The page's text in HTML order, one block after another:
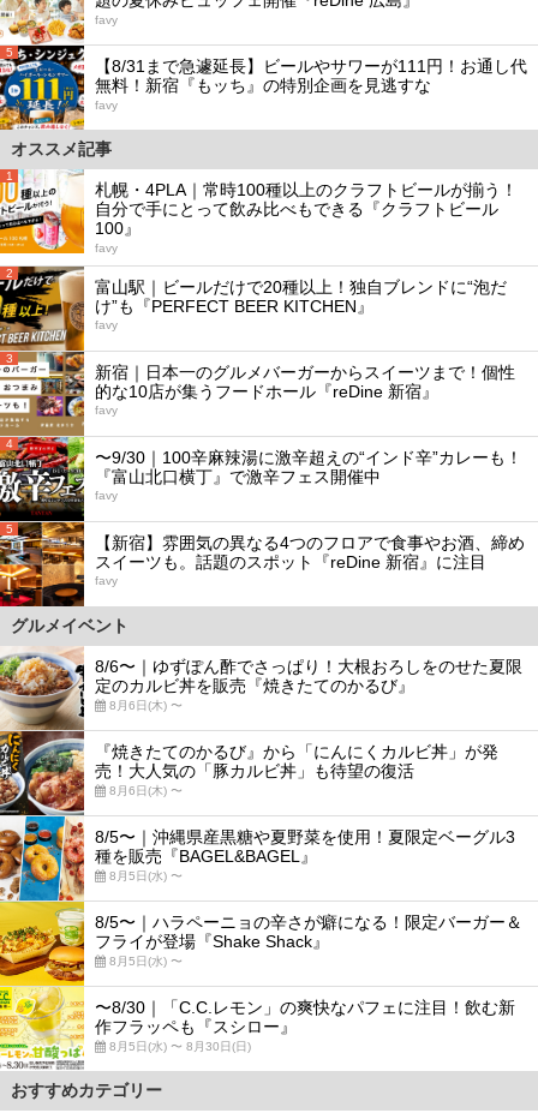
favy
5
【8/31まで急遽延長】ビールやサワーが111円！お通し代
無料！新宿『もッち』の特別企画を見逃すな
favy
オススメ記事
1
札幌・4PLA｜常時100種以上のクラフトビールが揃う！
自分で手にとって飲み比べもできる『クラフトビール
100』
favy
2
富山駅｜ビールだけで20種以上！独自ブレンドに“泡だ
け”も『PERFECT BEER KITCHEN』
favy
3
新宿｜日本一のグルメバーガーからスイーツまで！個性
的な10店が集うフードホール『reDine 新宿』
favy
4
〜9/30｜100辛麻辣湯に激辛超えの“インド辛”カレーも！
『富山北口横丁』で激辛フェス開催中
favy
5
【新宿】雰囲気の異なる4つのフロアで食事やお酒、締め
スイーツも。話題のスポット『reDine 新宿』に注目
favy
グルメイベント
8/6〜｜ゆずぽん酢でさっぱり！大根おろしをのせた夏限
定のカルビ丼を販売『焼きたてのかるび』
8月6日(木) 〜
『焼きたてのかるび』から「にんにくカルビ丼」が発
売！大人気の「豚カルビ丼」も待望の復活
8月6日(木) 〜
8/5〜｜沖縄県産黒糖や夏野菜を使用！夏限定ベーグル3
種を販売『BAGEL&BAGEL』
8月5日(水) 〜
8/5〜｜ハラペーニョの辛さが癖になる！限定バーガー＆
フライが登場『Shake Shack』
8月5日(水) 〜
〜8/30｜「C.C.レモン」の爽快なパフェに注目！飲む新
作フラッペも『スシロー』
8月5日(水) 〜 8月30日(日)
おすすめカテゴリー